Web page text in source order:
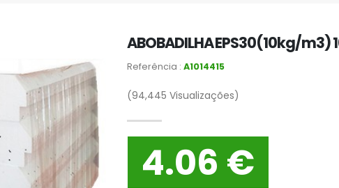
ABOBADILHA EPS30(10kg/
Referência : A1014415
(94,445 Visualizações)
4.06 €